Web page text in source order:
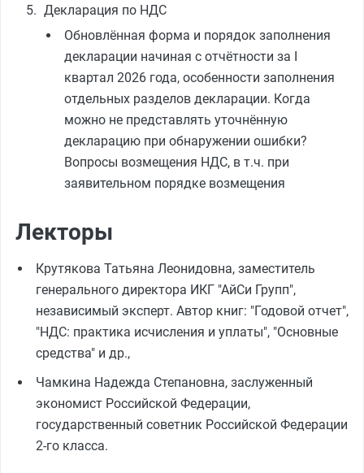
Декларация по НДС
Обновлённая форма и порядок заполнения
декларации начиная с отчётности за I
квартал 2026 года, особенности заполнения
отдельных разделов декларации. Когда
можно не представлять уточнённую
декларацию при обнаружении ошибки?
Вопросы возмещения НДС, в т.ч. при
заявительном порядке возмещения
Лекторы
Крутякова Татьяна Леонидовна, заместитель
генерального директора ИКГ "АйСи Групп",
независимый эксперт. Автор книг: "Годовой отчет",
"НДС: практика исчисления и уплаты", "Основные
средства" и др.,
Чамкина Надежда Степановна, заслуженный
экономист Российской Федерации,
государственный советник Российской Федерации
2-го класса.